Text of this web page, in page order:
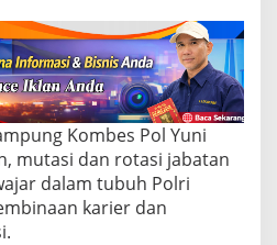
t
S
t
r
a
t
e
g
i
s
P
Kombes Pol Yuni
mutasi dan rotasi jabatan
dalam tubuh Polri
karier dan